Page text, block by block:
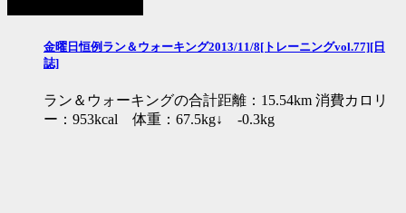
金曜日恒例ラン＆ウォーキング2013/11/8[トレーニングvol.77][日
誌]
ラン＆ウォーキングの合計距離：15.54km 消費カロリ
ー：953kcal 体重：67.5kg↓ -0.3kg